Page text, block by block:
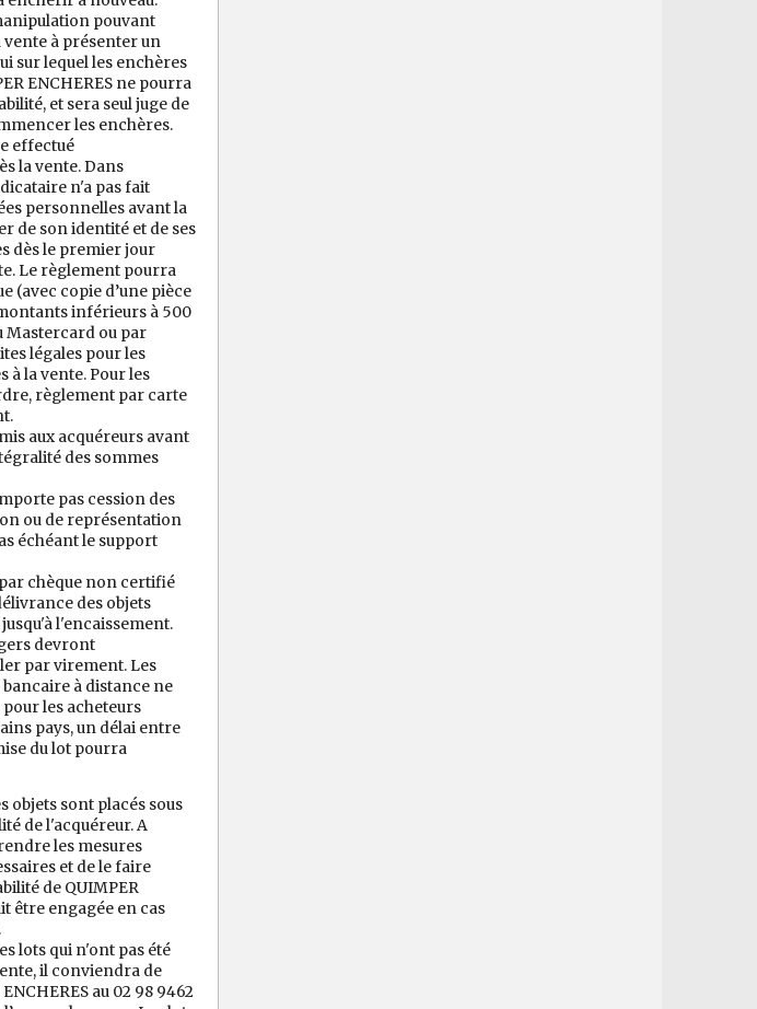
pouvant
à présenter un
sur lequel les enchères
ENCHERES ne pourra
et sera seul juge de
les enchères.
effectué
la vente. Dans
n'a pas fait
personnelles avant la
de son identité et de ses
dès le premier jour
Le règlement pourra
(avec copie d’une pièce
inférieurs à 500
Mastercard ou par
légales pour les
à la vente. Pour les
règlement par carte
aux acquéreurs avant
des sommes
pas cession des
ou de représentation
échéant le support
chèque non certifié
des objets
l'encaissement.
devront
par virement. Les
à distance ne
les acheteurs
pays, un délai entre
du lot pourra
objets sont placés sous
de l'acquéreur. A
les mesures
et de le faire
de QUIMPER
être engagée en cas
lots qui n'ont pas été
il conviendra de
au 02 98 9462